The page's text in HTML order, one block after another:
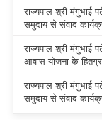
राज्यपाल श्री मंगुभाई
समुदाय से संवाद
राज्यपाल श्री मंगुभाई
आवास योजना के
राज्यपाल श्री मंगुभाई
समुदाय से संवाद